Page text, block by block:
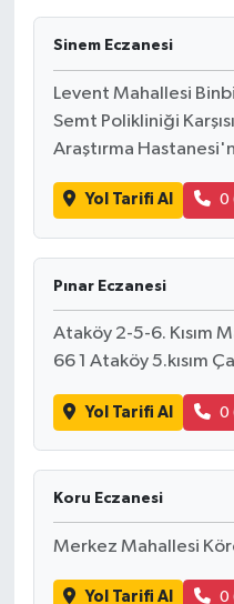
Sinem Eczanesi
Levent Mahallesi
Semt Polikliniği
Araştırma
Yol Tarifi Al 0
Pınar Eczanesi
Ataköy 2-5-6. Kısım
66 1 Ataköy 5.kısım
Yol Tarifi Al 0
Koru Eczanesi
Merkez Mahallesi
Yol Tarifi Al 0